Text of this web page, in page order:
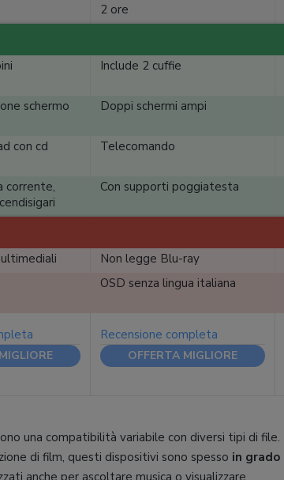
2 ore
Include 2 cuffie
schermo Doppi schermi ampi
con cd
Telecomando
corrente,
Con supporti poggiatesta
Non legge Blu-ray
OSD senza lingua italiana
Recensione completa
OFFERTA MIGLIORE
una compatibilità variabile con diversi tipi di file.
di film, questi dispositivi sono spesso in grado
anche per ascoltare musica o visualizzare